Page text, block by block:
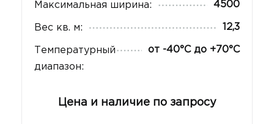
Максимальная ширина: 4500
Вес кв. м: 12,3
Температурный
диапазон:
от -40°С до +70°С
Цена и наличие по запросу